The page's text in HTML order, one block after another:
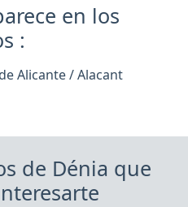
en los
:
Alicante / Alacant
de Dénia que